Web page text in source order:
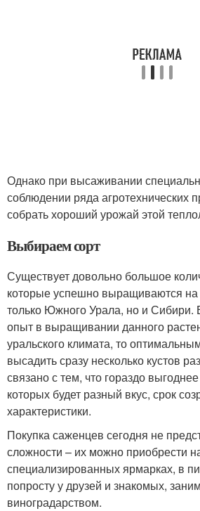
Однако при высаживании
соблюдении ряда агротехнических
собрать хороший урожай этой
Выбираем сорт
Существует довольно большое
которые успешно выращиваются на
только Южного Урала, но и Сибири.
опыт в выращивании данного
уральского климата, то
высадить сразу несколько кустов
связано с тем, что гораздо
которых будет разный вкус, срок
характеристики.
Покупка саженцев сегодня не
сложности – их можно приобрести
специализированных ярмарках, в
попросту у друзей и знакомых,
виноградарством.